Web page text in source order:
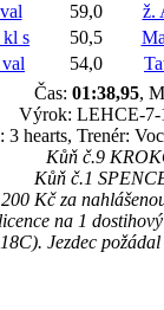
59,0
ž.
s 50,5
54,0
Čas: 01:38,95,
Výrok: LEHCE-7-
3 hearts, Trenér:
Kůň č.9
Kůň č.1
Kč za
na 1
Jezdec